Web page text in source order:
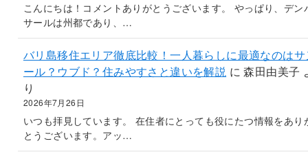
こんにちは！コメントありがとうございます。 やっぱり、デン
サールは州都であり、…
バリ島移住エリア徹底比較！一人暮らしに最適なのはサ
ール？ウブド？住みやすさと違いを解説 に森田由美子
り
2026年7月26日
いつも拝見しています。 在住者にとっても役にたつ情報をあり
とうございます。アッ…